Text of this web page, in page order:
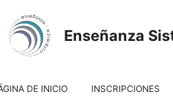
Enseñanza
DE INICIO INSCRIPCIONES